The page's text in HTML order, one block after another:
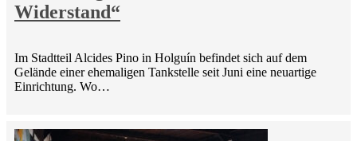
Widerstand“
Im Stadtteil Alcides Pino in Holguín befindet sich auf dem
Gelände einer ehemaligen Tankstelle seit Juni eine neuartige
Einrichtung. Wo…